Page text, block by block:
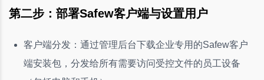
第二步：部署Safew客户端与设置用户
客户端分发：通过管理后台下载企业专用的Safew客户
端安装包，分发给所有需要访问受控文件的员工设备